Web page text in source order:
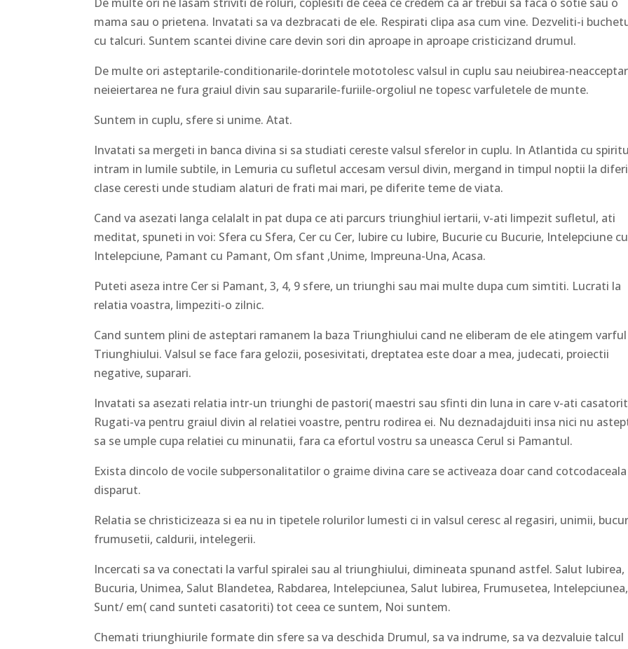
mama sau o prietena. Invatati sa va dezbracati de ele. Respirati clipa asa cum vine. Dezveliti-i
cu talcuri. Suntem scantei divine care devin sori din aproape in aproape cristicizand drumul.
De multe ori asteptarile-conditionarile-dorintele mototolesc valsul in cuplu sau neiubirea-
neieiertarea ne fura graiul divin sau supararile-furiile-orgoliul ne topesc varfuletele de munte.
Suntem in cuplu, sfere si unime. Atat.
Invatati sa mergeti in banca divina si sa studiati cereste valsul sferelor in cuplu. In Atlantida cu
intram in lumile subtile, in Lemuria cu sufletul accesam versul divin, mergand in timpul noptii la
clase ceresti unde studiam alaturi de frati mai mari, pe diferite teme de viata.
Cand va asezati langa celalalt in pat dupa ce ati parcurs triunghiul iertarii, v-ati limpezit sufletul, ati
meditat, spuneti in voi: Sfera cu Sfera, Cer cu Cer, Iubire cu Iubire, Bucurie cu Bucurie, Intelepciune cu
Intelepciune, Pamant cu Pamant, Om sfant ,Unime, Impreuna-Una, Acasa.
Puteti aseza intre Cer si Pamant, 3, 4, 9 sfere, un triunghi sau mai multe dupa cum simtiti. Lucrati la
relatia voastra, limpeziti-o zilnic.
Cand suntem plini de asteptari ramanem la baza Triunghiului cand ne eliberam de ele atingem varful
Triunghiului. Valsul se face fara gelozii, posesivitati, dreptatea este doar a mea, judecati, proiectii
negative, suparari.
Invatati sa asezati relatia intr-un triunghi de pastori( maestri sau sfinti din luna in care v-ati
Rugati-va pentru graiul divin al relatiei voastre, pentru rodirea ei. Nu deznadajduiti insa nici nu
sa se umple cupa relatiei cu minunatii, fara ca efortul vostru sa uneasca Cerul si Pamantul.
Exista dincolo de vocile subpersonalitatilor o graime divina care se activeaza doar cand cotcodaceala
disparut.
Relatia se christicizeaza si ea nu in tipetele rolurilor lumesti ci in valsul ceresc al regasiri, unimii,
frumusetii, caldurii, intelegerii.
Incercati sa va conectati la varful spiralei sau al triunghiului, dimineata spunand astfel. Salut Iubirea,
Bucuria, Unimea, Salut Blandetea, Rabdarea, Intelepciunea, Salut Iubirea, Frumusetea, Intelepciunea,
Sunt/ em( cand sunteti casatoriti) tot ceea ce suntem, Noi suntem.
Chemati triunghiurile formate din sfere sa va deschida Drumul, sa va indrume, sa va dezvaluie talcul